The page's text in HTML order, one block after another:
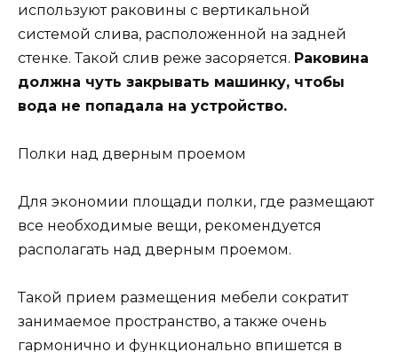
используют раковины с вертикальной
системой слива, расположенной на задней
стенке. Такой слив реже засоряется. Раковина
должна чуть закрывать машинку, чтобы
вода не попадала на устройство.
Полки над дверным проемом
Для экономии площади полки, где размещают
все необходимые вещи, рекомендуется
располагать над дверным проемом.
Такой прием размещения мебели сократит
занимаемое пространство, а также очень
гармонично и функционально впишется в